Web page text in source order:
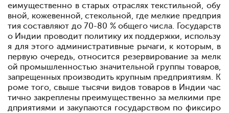
еимущественно в старых отрасляхтекстильной, обу
вной, кожевенной, стекольной, где мелкие предприя
тия составляют до 70-80 % общего числа. Государств
о Индии проводит политику их поддержки, использу
я для этого административные рычаги, к которым, в
первую очередь, относится резервирование за мелк
ой промышленностью значительной группы товаров,
запрещенных производить крупным предприятиям. К
роме того, свыше тысячи видов товаров в Индии час
тично закреплены преимущественно за мелкими пре
дприятиями и закупаются государством по фиксиро